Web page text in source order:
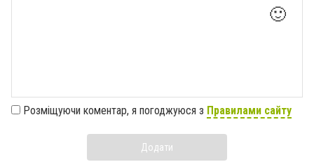
🙂
Розміщуючи коментар, я погоджуюся з Правилами сайту
Додати